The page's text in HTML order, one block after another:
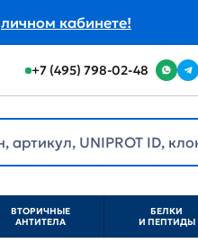
личном кабинете!
+7 (495) 798-02-48
ВТОРИЧНЫЕ
АНТИТЕЛА
БЕЛКИ
И ПЕПТИДЫ